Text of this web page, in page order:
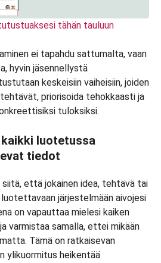
tähän tauluun
ei tapahdu sattumalta, vaan
hyvin jäsennellystä
keskeisiin vaiheisiin, joiden
priorisoida tehokkaasti ja
tuloksiksi.
kaikki luotetussa
tiedot
että jokainen idea, tehtävä tai
järjestelmään aivojesi
on vapauttaa mielesi kaiken
varmistaa samalla, ettei mikään
Tämä on ratkaisevan
ylikuormitus heikentää